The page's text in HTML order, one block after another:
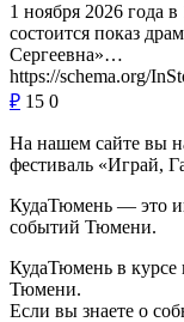
1 ноября 2026 года
состоится показ
Сергеевна»…
https://schema.org/
₽ 15 0
На нашем сайте вы
фестиваль «Играй,
КудаТюмень — это
событий Тюмени.
КудаТюмень в курсе
Тюмени.
Если вы знаете о